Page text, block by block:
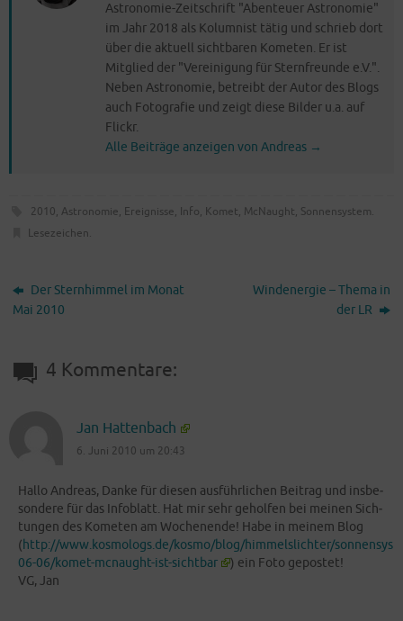
Astronomie-Zeitschrift "Abenteuer Astronomie"
im Jahr 2018 als Kolumnist tätig und schrieb dort
über die aktuell sichtbaren Kometen. Er ist
Mitglied der "Vereinigung für Sternfreunde e.V.".
Neben Astronomie, betreibt der Autor des Blogs
auch Fotografie und zeigt diese Bilder u.a. auf
Flickr.
Alle Beiträge anzeigen von Andreas →
2010, Astronomie, Ereignisse, Info, Komet, McNaught, Sonnensystem.
Lesezeichen.
Der Sternhimmel im Monat
Mai 2010
Windenergie – Thema in
der LR
4 Kommentare:
Jan Hattenbach
6. Juni 2010 um 20:43
Hal­lo Andre­as, Dan­ke für die­sen aus­führ­li­chen Bei­trag und ins­be­
son­de­re für das Info­blatt. Hat mir sehr gehol­fen bei mei­nen Sich­
tun­gen des Kome­ten am Wochen­en­de! Habe in mei­nem Blog
(http://www.kosmologs.de/kosmo/blog/himmelslichter/
06-06/komet-mcnaught-ist-sichtbar
) ein Foto gepos­tet!
VG, Jan